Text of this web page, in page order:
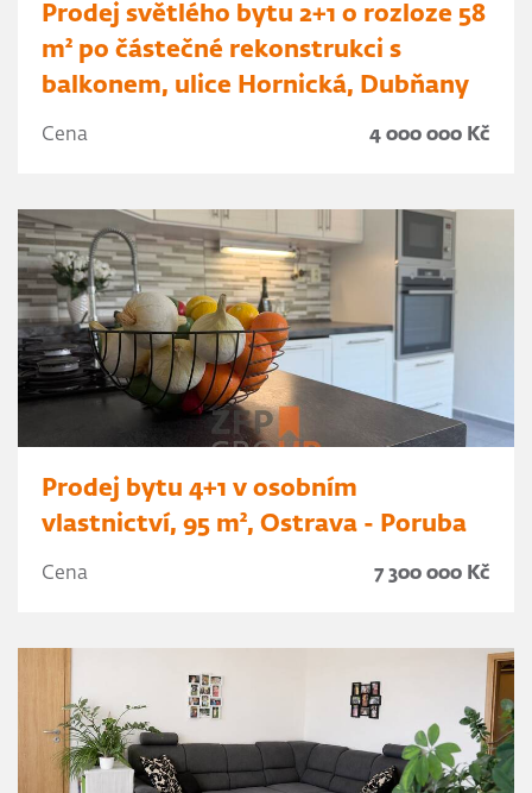
Prodej světlého bytu 2+1 o rozloze 58
m² po částečné rekonstrukci s
balkonem, ulice Hornická, Dubňany
Cena 4 000 000 Kč
Prodej bytu 4+1 v osobním
vlastnictví, 95 m², Ostrava - Poruba
Cena 7 300 000 Kč